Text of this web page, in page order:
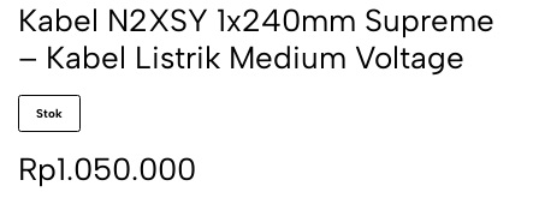
Kabel N2XSY 1x240mm Supreme
– Kabel Listrik Medium Voltage
Stok
Rp1.050.000